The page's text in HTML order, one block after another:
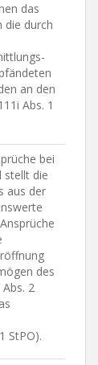
das
die durch
an den
Abs. 1
bei
stellt die
aus der
des
2
StPO).